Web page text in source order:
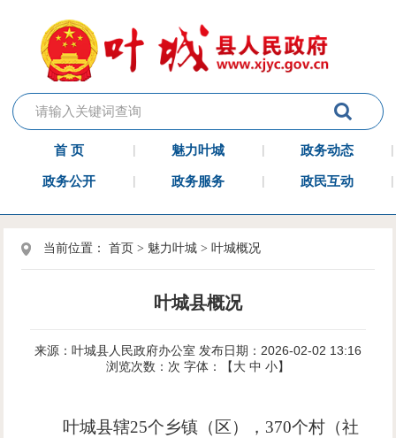
首 页 魅力叶城 政务动态
政务公开 政务服务 政民互动
当前位置：首页 > 魅力叶城 >叶城概况
叶城县概况
来源：叶城县人民政府办公室 发布日期：2026-02-02 13:16
浏览次数： 次 字体：【大 中 小】
叶城县辖25个乡镇（区），370个村（社